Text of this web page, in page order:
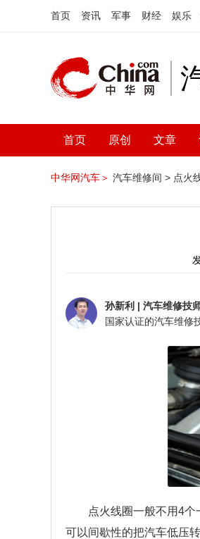
首页 资讯 军事 财经 娱乐
首页 原创 文章
中华网汽车＞ 汽车维修间 > 点火
孙新利 | 汽车维修技
点火线圈一般不用4
可以间歇性的把汽车低压